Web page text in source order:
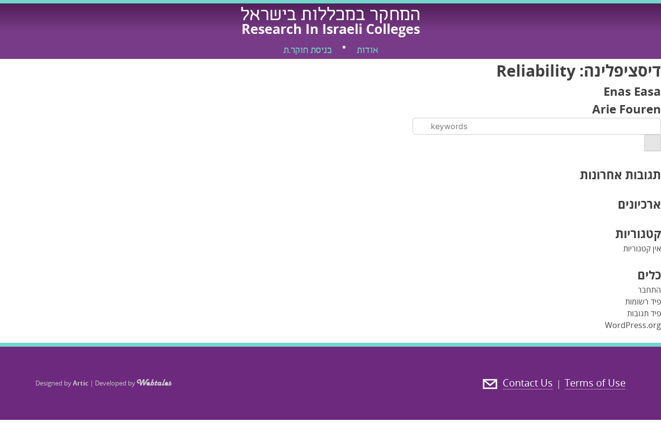
Skip
המחקר במכללות בישראל
Research In Israeli Colleges
אודות כניסת חוקר.ת
דיסציפלינה: Reliability
Enas Easa
Arie Fouren
תגובות אחרונות
ארכיונים
קטגוריות
אין קטגוריות
כלים
התחבר
פיד רשומות
פיד תגובות
WordPress.org
Terms of Use
|
Contact Us
Designed byArtic | Developed by